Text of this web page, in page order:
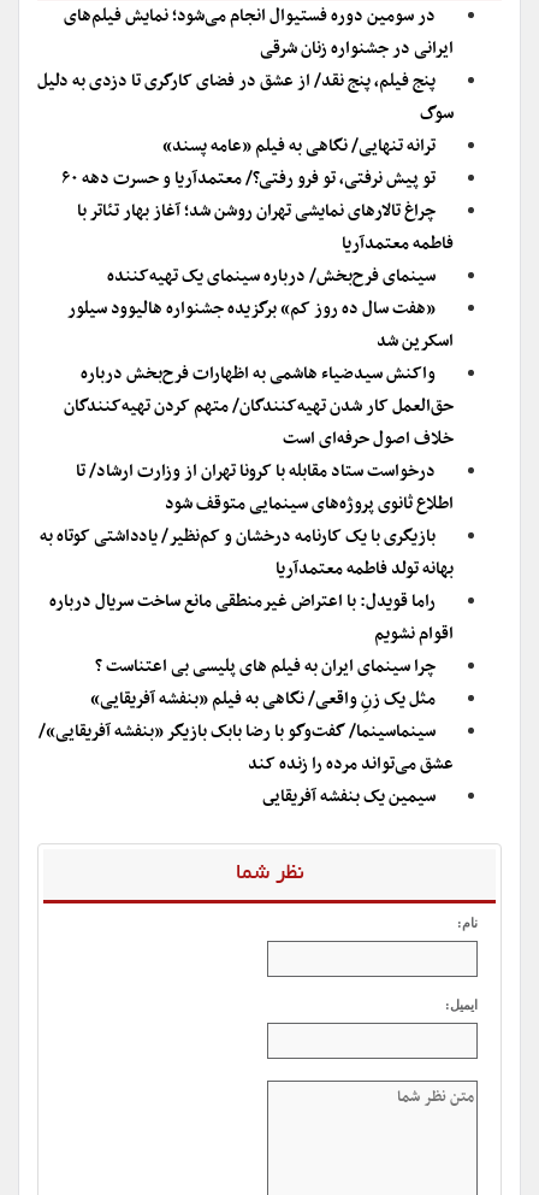
در سومین دوره فستیوال انجام می‌شود؛ نمایش فیلم‌های
ایرانی در جشنواره زنان شرقی
پنج فیلم، پنج نقد/ از عشق در فضای کارگری تا دزدی به دلیل
سوگ
ترانه تنهایی/ نگاهی به فیلم «عامه پسند»
تو پیش نرفتی، تو فرو رفتی؟/ معتمدآریا و حسرت دهه ۶۰
چراغ تالارهای نمایشی تهران روشن شد؛ آغاز بهار تئاتر با
فاطمه معتمدآریا
سینمای فرح‌بخش/ درباره سینمای یک تهیه‌کننده
«هفت سال ده روز کم» برگزیده جشنواره هالیوود سیلور
اسکرین شد
واکنش سیدضیاء هاشمی به اظهارات فرح‌بخش درباره
حق‌العمل کار شدن تهیه‌کنندگان/ متهم کردن تهیه‌کنندگان
خلاف اصول حرفه‌ای است
درخواست ستاد مقابله با کرونا تهران از وزارت ارشاد/ تا
اطلاع ثانوی پروژه‌های سینمایی متوقف شود
بازیگری با یک کارنامه درخشان و کم‌نظیر/ یادداشتی کوتاه به
بهانه تولد فاطمه معتمدآریا
راما قویدل: با اعتراض غیرمنطقی مانع ساخت سریال درباره
اقوام نشویم
چرا سینمای ایران به فیلم های پلیسی بی اعتناست ؟
مثل یک زنِ واقعی/ نگاهی به فیلم «بنفشه آفریقایی»
سینماسینما/ گفت‌وگو با رضا بابک بازیگر «بنفشه آفریقایی»/
عشق می‌تواند مرده را زنده کند
سیمین یک بنفشه آفریقایى
نظر شما
نام:
ایمیل: